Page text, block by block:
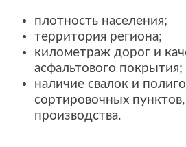
плотность населения;
территория региона;
километраж дорог и
асфальтового покрытия;
наличие свалок и
сортировочных
производства.